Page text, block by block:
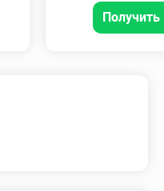
Получить